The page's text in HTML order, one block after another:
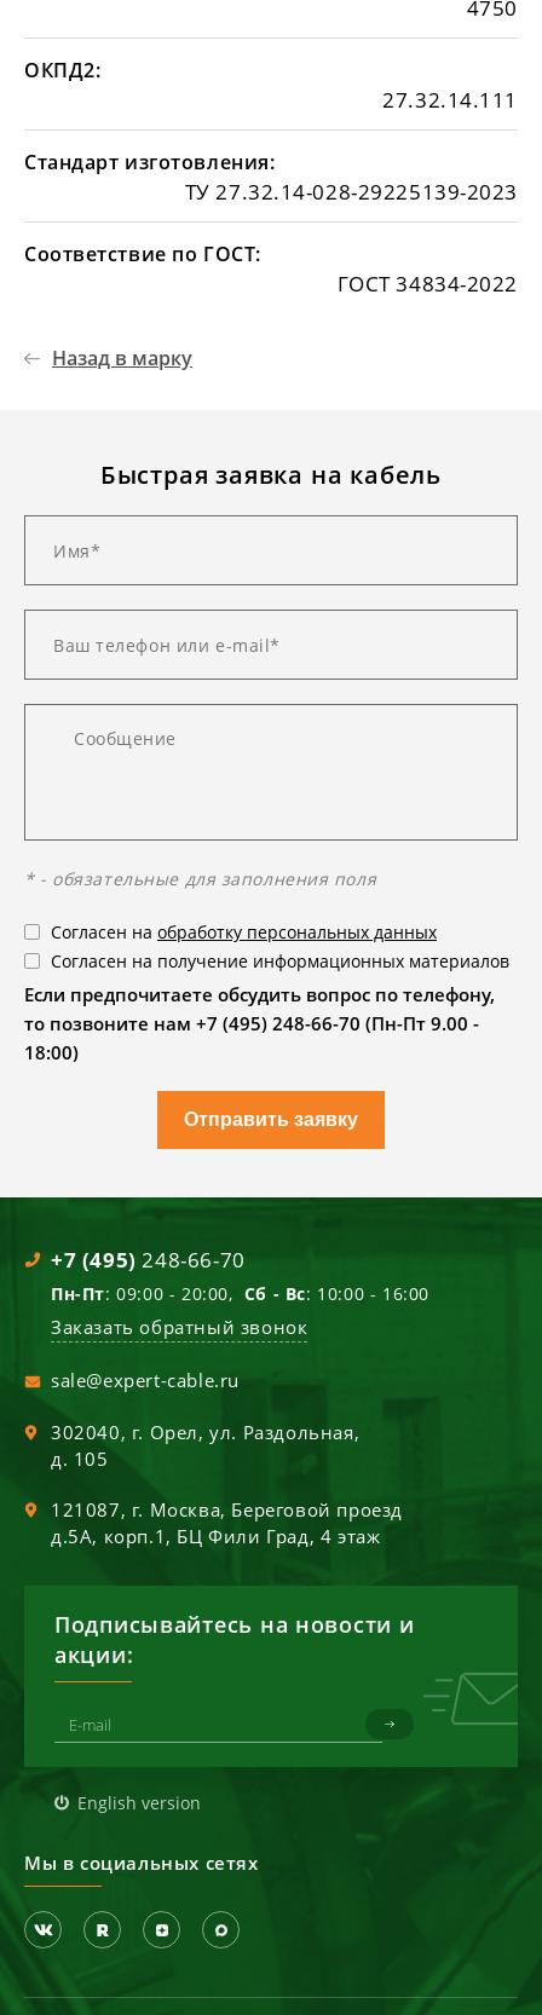
4750
ОКПД2:
27.32.14.111
Стандарт изготовления:
ТУ 27.32.14-028-29225139-2023
Соответствие по ГОСТ:
ГОСТ 34834-2022
Назад в марку
Быстрая заявка на кабель
* - обязательные для заполнения поля
Согласен на обработку персональных данных
Согласен на получение информационных материалов
Если предпочитаете обсудить вопрос по телефону,
то позвоните нам +7 (495) 248-66-70 (Пн-Пт 9.00 -
18:00)
Отправить заявку
+7 (495) 248-66-70
Пн-Пт: 09:00 - 20:00, Сб - Вс: 10:00 - 16:00
Заказать обратный звонок
sale@expert-cable.ru
302040, г. Орел,ул. Раздольная,
д. 105
121087, г. Москва, Береговой проезд
д.5А, корп.1, БЦ Фили Град, 4 этаж
Подписывайтесь на новости и
акции:
English version
Мы в социальных сетях